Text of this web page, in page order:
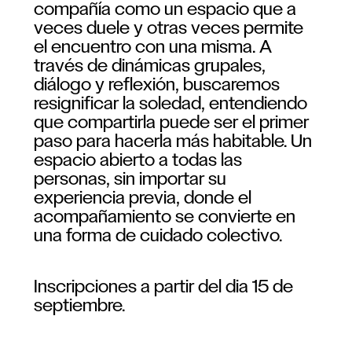
compañía como un espacio que a
veces duele y otras veces permite
el encuentro con una misma. A
través de dinámicas grupales,
diálogo y reflexión, buscaremos
resignificar la soledad, entendiendo
que compartirla puede ser el primer
paso para hacerla más habitable. Un
espacio abierto a todas las
personas, sin importar su
experiencia previa, donde el
acompañamiento se convierte en
una forma de cuidado colectivo.
Inscripciones a partir del dia 15 de
septiembre.